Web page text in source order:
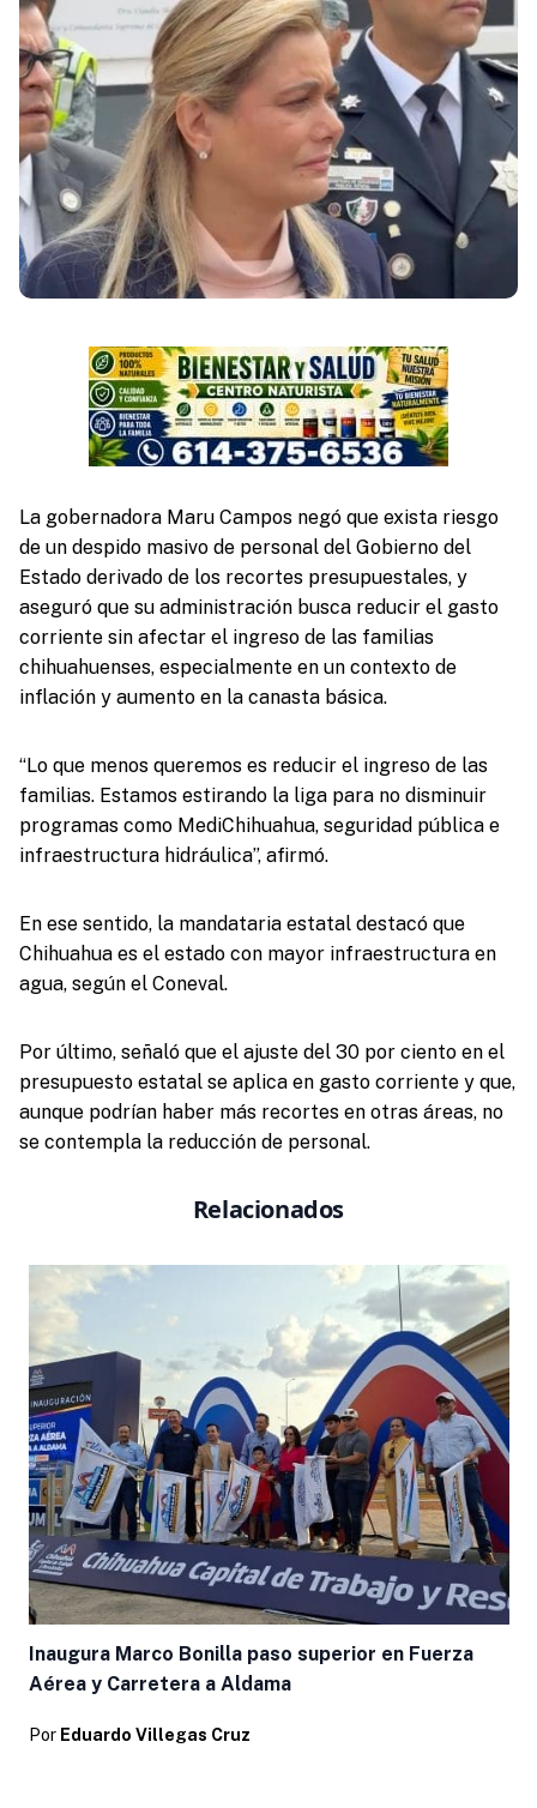
La gobernadora Maru Campos negó que exista riesgo
de un despido masivo de personal del Gobierno del
Estado derivado de los recortes presupuestales, y
aseguró que su administración busca reducir el gasto
corriente sin afectar el ingreso de las familias
chihuahuenses, especialmente en un contexto de
inflación y aumento en la canasta básica.
“Lo que menos queremos es reducir el ingreso de las
familias. Estamos estirando la liga para no disminuir
programas como MediChihuahua, seguridad pública e
infraestructura hidráulica”, afirmó.
En ese sentido, la mandataria estatal destacó que
Chihuahua es el estado con mayor infraestructura en
agua, según el Coneval.
Por último, señaló que el ajuste del 30 por ciento en el
presupuesto estatal se aplica en gasto corriente y que,
aunque podrían haber más recortes en otras áreas, no
se contempla la reducción de personal.
Relacionados
Inaugura Marco Bonilla paso superior en Fuerza
Aérea y Carretera a Aldama
Por Eduardo Villegas Cruz